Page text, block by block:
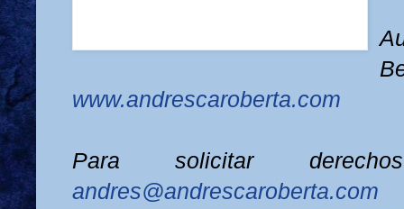
www.andrescaroberta.com
Para solicitar
andres@andrescaroberta.com